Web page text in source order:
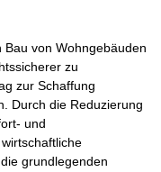
von Wohngebäuden
zu
zur Schaffung
Durch die Reduzierung
und
grundlegenden